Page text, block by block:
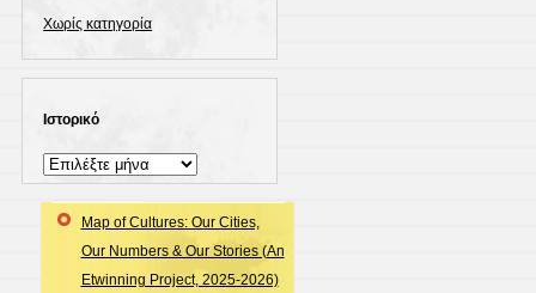
Χωρίς κατηγορία
Ιστορικό
Ιστορικό
Map of Cultures: Our Cities,
Our Numbers & Our Stories (An
Etwinning Project, 2025-2026)